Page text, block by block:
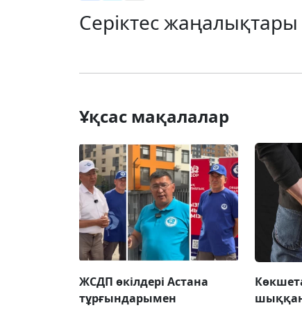
Серіктес жаңалықтары
Ұқсас мақалалар
ЖСДП өкілдері Астана
тұрғындарымен